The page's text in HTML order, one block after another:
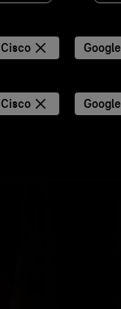
Cisco Google
Cisco Google